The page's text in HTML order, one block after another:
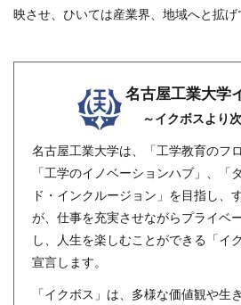
映させ、ひいては産業界、地域へと拡げ
名古屋工業大学
～イクボスより
名古屋工業大学は、「工学教育のフ
「工学のイノベーションハブ」、「
ド・インクルージョン」を目指し、
が、仕事を充実させながらプライベ
し、人生を楽しむことができる「イ
宣言します。
「イクボス」は、多様な価値観や生